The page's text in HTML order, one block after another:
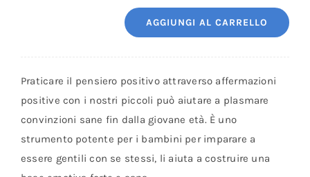
positiva
per
bambini
Imyogi
AGGIUNGI AL CARRELLO
Praticare il pensiero positivo attraverso affermazioni
positive con i nostri piccoli può aiutare a plasmare
convinzioni sane fin dalla giovane età. È uno
strumento potente per i bambini per imparare a
essere gentili con se stessi, li aiuta a costruire una